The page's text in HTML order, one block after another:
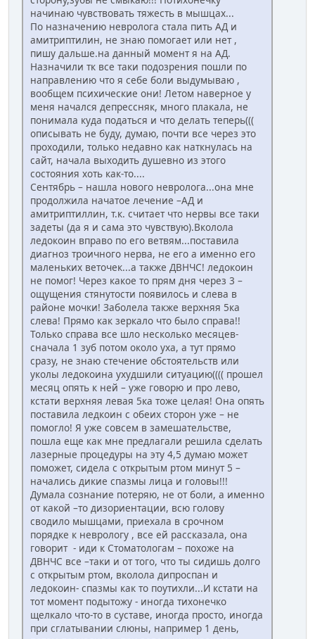
начинаю чувствовать тяжесть в мышцах...
По назначению невролога стала пить АД и
амитриптилин, не знаю помогает или нет ,
пишу дальше.на данный момент я на АД.
Назначили тк все таки подозрения пошли по
направлению что я себе боли выдумываю ,
вообщем психические они! Летом наверное у
меня начался депрессняк, много плакала, не
понимала куда податься и что делать теперь(((
описывать не буду, думаю, почти все через это
проходили, только недавно как наткнулась на
сайт, начала выходить душевно из этого
состояния хоть как-то....
Сентябрь – нашла нового невролога...она мне
продолжила начатое лечение –АД и
амитриптиллин, т.к. считает что нервы все таки
задеты (да я и сама это чувствую).Вколола
ледокоин вправо по его ветвям...поставила
диагноз троичного нерва, не его а именно его
маленьких веточек...а также ДВНЧС! ледокоин
не помог! Через какое то прям дня через 3 –
ощущения стянутости появилось и слева в
районе мочки! Заболела также верхняя 5ка
слева! Прямо как зеркало что было справа!!
Только справа все шло несколько месяцев-
сначала 1 зуб потом около уха, а тут прямо
сразу, не знаю стечение обстоятельств или
уколы ледокоина ухудшили ситуацию(((( прошел
месяц опять к ней – уже говорю и про лево,
кстати верхняя левая 5ка тоже целая! Она опять
поставила ледкоин с обеих сторон уже – не
помогло! Я уже совсем в замешательстве,
пошла еще как мне предлагали решила сделать
лазерные процедуры на эту 4,5 думаю может
поможет, сидела с открытым ртом минут 5 –
начались дикие спазмы лица и головы!!!
Думала сознание потеряю, не от боли, а именно
от какой –то дизориентации, всю голову
сводило мышцами, приехала в срочном
порядке к неврологу , все ей рассказала, она
говорит - иди к Стоматологам – похоже на
ДВНЧС все –таки и от того, что ты сидишь долго
с открытым ртом, вколола дипроспан и
ледокоин- спазмы как то поутихли...И кстати на
тот момент подытожу - иногда тихонечко
щелкало что-то в суставе, иногда просто, иногда
при сглатывании слюны, например 1 день,